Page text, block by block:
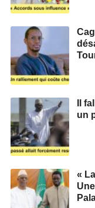
Il
un
«